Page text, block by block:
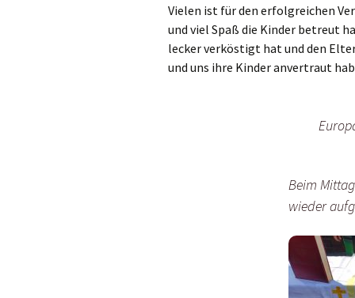
Vermietungen
Vorschau
Vielen ist für den erfolgreichen
und viel Spaß die Kinder betreut
lecker verköstigt hat und den
und uns ihre Kinder anvertraut
Beim
wieder